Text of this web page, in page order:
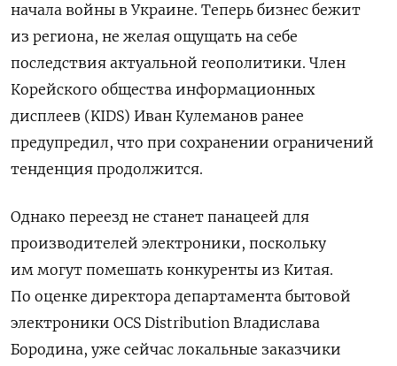
начала войны в Украине. Теперь бизнес бежит
из региона, не желая ощущать на себе
последствия актуальной геополитики. Член
Корейского общества информационных
дисплеев (KIDS) Иван Кулеманов ранее
предупредил, что при сохранении ограничений
тенденция продолжится.
Однако переезд не станет панацеей для
производителей электроники, поскольку
им могут помешать конкуренты из Китая.
По оценке директора департамента бытовой
электроники OCS Distribution Владислава
Бородина, уже сейчас локальные заказчики